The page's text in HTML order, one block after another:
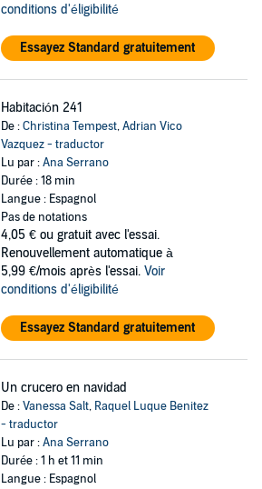
conditions d'éligibilité
Essayez Standard gratuitement
Habitación 241
De :Christina Tempest,Adrian Vico
Vazquez - traductor
Lu par :Ana Serrano
Durée : 18 min
Langue : Espagnol
Pas de notations
4,05 € ou gratuit avec l'essai.
Renouvellement automatique à
5,99 €/mois après l'essai. Voir
conditions d'éligibilité
Essayez Standard gratuitement
Un crucero en navidad
De :Vanessa Salt, Raquel Luque Benitez
- traductor
Lu par :Ana Serrano
Durée : 1 h et 11 min
Langue : Espagnol